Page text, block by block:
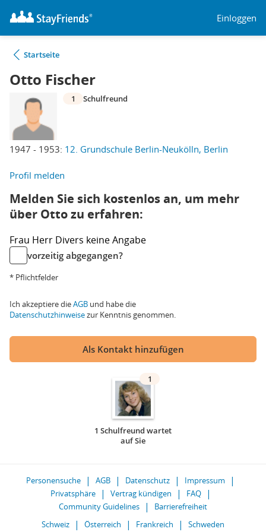
Einloggen
Startseite
Otto Fischer
1947 - 1953: 12. Grundschule Berlin-Neukölln, Berlin
1 Schulfreund
Profil melden
Melden Sie sich kostenlos an, um mehr
über Otto zu erfahren:
Frau Herr Divers keine Angabe
vorzeitig abgegangen?
* Pflichtfelder
Ich akzeptiere dieAGB und habe die
Datenschutzhinweisezur Kenntnis genommen.
Als Kontakt hinzufügen
1
1 Schulfreund wartet
auf Sie
Personensuche AGB Datenschutz
Impressum
Privatsphäre
Vertrag kündigen
FAQ
Community Guidelines
Barrierefreiheit
Schweiz
Österreich Frankreich Schweden